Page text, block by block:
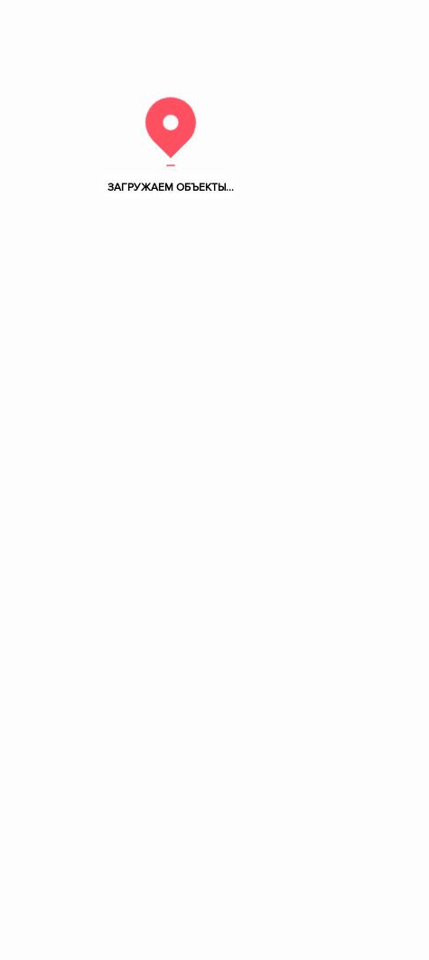
ЗАГРУЖАЕМ ОБЪЕКТЫ...